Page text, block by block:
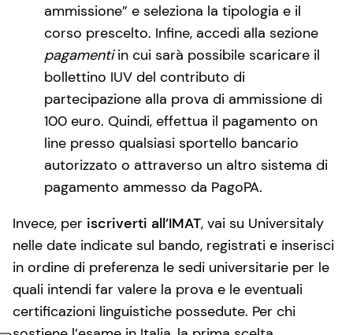
ammissione” e seleziona la tipologia e il
corso prescelto. Infine, accedi alla sezione
pagamentiin cui sarà possibile scaricare il
bollettino IUV del contributo di
partecipazione alla prova di ammissione di
100 euro. Quindi, effettua il pagamento on
line presso qualsiasi sportello bancario
autorizzato o attraverso un altro sistema di
pagamento ammesso da PagoPA.
Invece, per iscriverti all’IMAT, vai su Universitaly
nelle date indicate sul bando, registrati e inserisci
in ordine di preferenza le sedi universitarie per le
quali intendi far valere la prova e le eventuali
certificazioni linguistiche possedute. Per chi